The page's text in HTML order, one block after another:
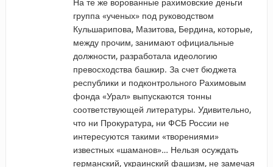
группа «ученых» под руководством
Кульшарипова, Мазитова, Бердина, которые,
между прочим, занимают официальные
должности, разработала идеологию
превосходства башкир. За счет бюджета
республики и подконтрольного Рахимовым
фонда «Урал» выпускаются тонны
соответствующей литературы. Удивительно,
что ни Прокуратура, ни ФСБ России не
интересуются такими «творениями»
известных «шаманов»… Нельзя осуждать
германский, украинский фашизм, не замечая